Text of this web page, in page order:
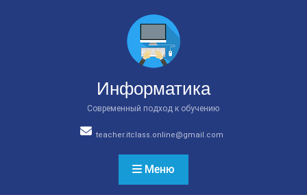
Информатика
Современный подход к обучению
teacher.itclass.online@gmail.com
Меню